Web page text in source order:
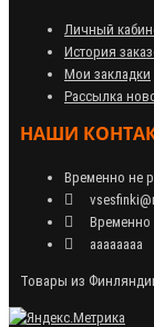
Личный
История
Мои закладки
Рассылка
НАШИ
Временно не
Временно
аааааааа
Товары из